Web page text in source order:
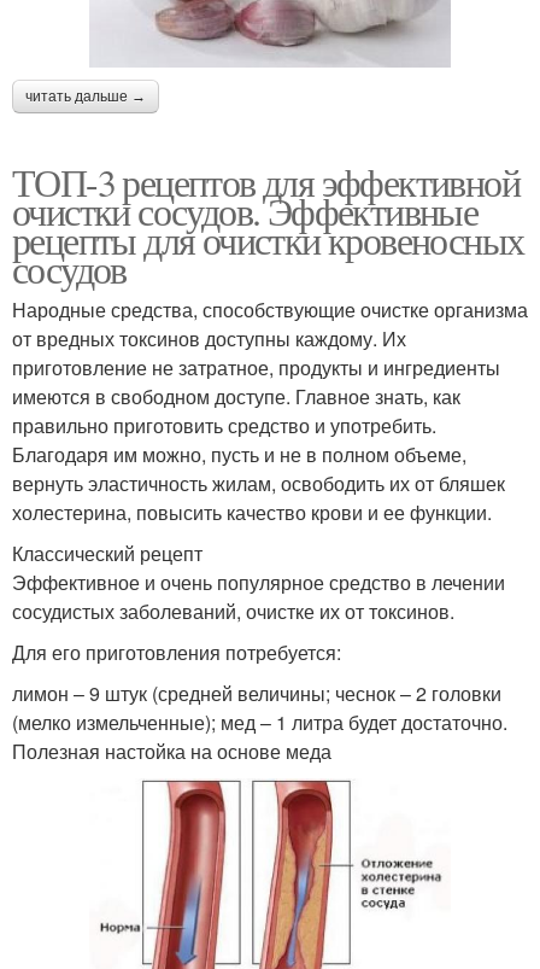
читать дальше →
ТОП-3 рецептов для эффективной
очистки сосудов. Эффективные
рецепты для очистки кровеносных
сосудов
Народные средства, способствующие очистке организма
от вредных токсинов доступны каждому. Их
приготовление не затратное, продукты и ингредиенты
имеются в свободном доступе. Главное знать, как
правильно приготовить средство и употребить.
Благодаря им можно, пусть и не в полном объеме,
вернуть эластичность жилам, освободить их от бляшек
холестерина, повысить качество крови и ее функции.
Классический рецепт
Эффективное и очень популярное средство в лечении
сосудистых заболеваний, очистке их от токсинов.
Для его приготовления потребуется:
лимон – 9 штук (средней величины; чеснок – 2 головки
(мелко измельченные); мед – 1 литра будет достаточно.
Полезная настойка на основе меда